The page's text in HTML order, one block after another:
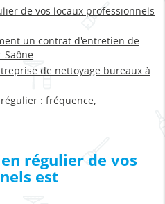
de vos locaux professionnels
un contrat d'entretien de
Saône
de nettoyage bureaux à
: fréquence,
régulier de vos
est